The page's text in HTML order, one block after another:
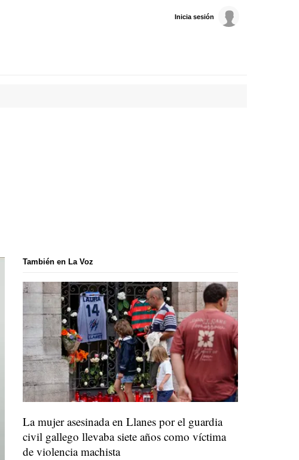
Inicia sesión
También en La Voz
La mujer asesinada en Llanes por el guardia
civil gallego llevaba siete años como víctima
de violencia machista